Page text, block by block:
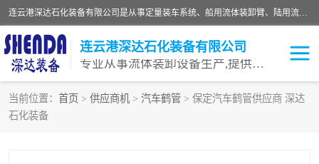
连云港深达石化装备有限公司是从事定量装车系统、船用流体装卸臂、陆用流体装卸臂（鹤管）、活动梯、钢构平台等全系列流体装卸设备的设计、制造、销售以及服务的专业供应商。公司始终以客户为中心，密切跟踪国内外油气储运及装卸设备先进技术的发展，以先进的技术、优质的产品、一流的服务，满足客户需求。
连云港深达石化装备有限公司
专业从事流体装卸设备生产,提供全面解决方案，生产与定制服务
当前位置： 首页 > 供应商机 > 汽车鹤管 > 保定汽车鹤管供应商 深达
石化装备
鹤管